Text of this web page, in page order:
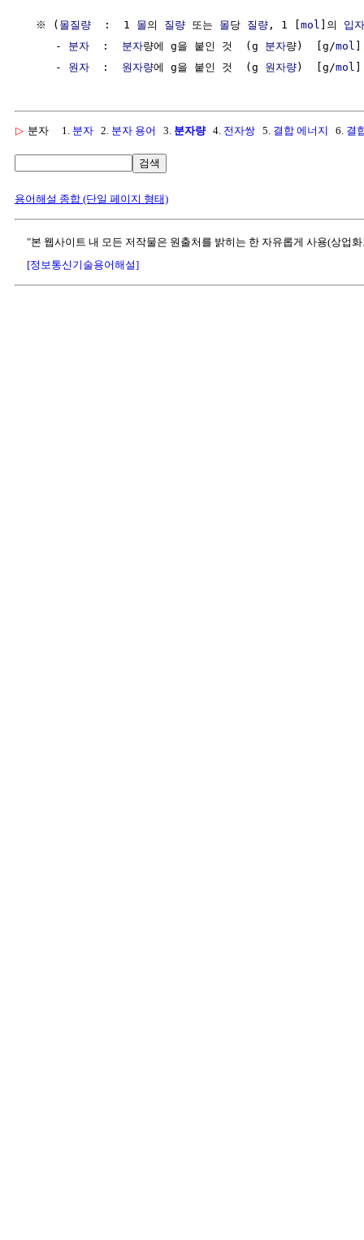
  ※ (
몰질량
  :  1
몰의 질량 또는 몰당 질량 , 1 [ mol ]의 입자
     -
분자
  :
분자량에 g을 붙인 것  (g 분자량)  [g/mol
     -
원자
  :
원자량에 g을 붙인 것  (g 원자량)  [g/mol
▷ 분자 1. 분자 2. 분자 용어 3. 분자량4. 전자쌍 5. 결합 에너지 6. 결
검색
용어해설 종합 (단일 페이지 형태)
"본 웹사이트 내 모든 저작물은 원출처를 밝히는 한 자유롭게 사용(상업
[정보통신기술용어해설]